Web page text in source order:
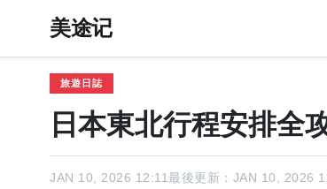
美途记
旅遊日誌
日本東北行程安排全
JAN 10, 2026 12:11最後更新：JAN 10, 2026